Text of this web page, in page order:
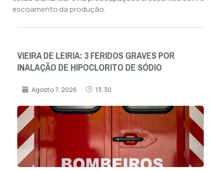
escoamento da produção.
VIEIRA DE LEIRIA: 3 FERIDOS GRAVES POR
INALAÇÃO DE HIPOCLORITO DE SÓDIO
Agosto 7, 2026 13:30